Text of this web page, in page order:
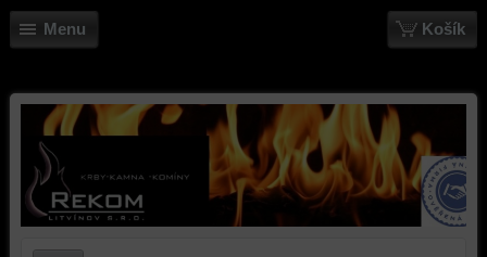
Menu Košík